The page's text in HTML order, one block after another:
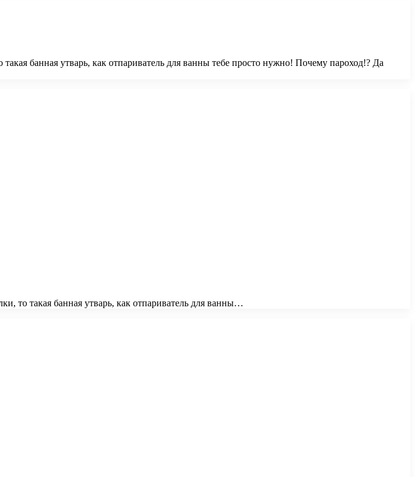
банная утварь, как отпариватель для ванны тебе просто нужно! Почему пароход!? Да
то такая банная утварь, как отпариватель для ванны…